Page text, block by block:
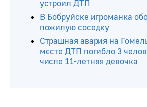
устроил ДТП
В Бобруйске игроманка
пожилую соседку
Страшная авария на
месте ДТП погибло 3
числе 11-летняя девочка